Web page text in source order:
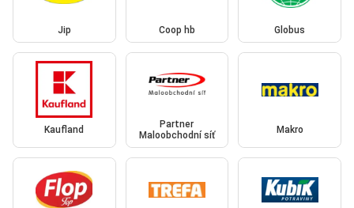
Jip Coop hb Globus
Kaufland
Partner
Maloobchodní síť
Makro